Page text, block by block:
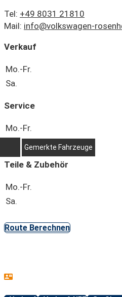
Tel: +49 8031 21810
Mail: info@volkswagen-
Verkauf
Mo.-Fr.
Sa.
Service
Mo.-Fr.
Teile & Zubehör
Mo.-Fr.
Sa.
Route Berechnen
Gemerkte Fahrzeuge